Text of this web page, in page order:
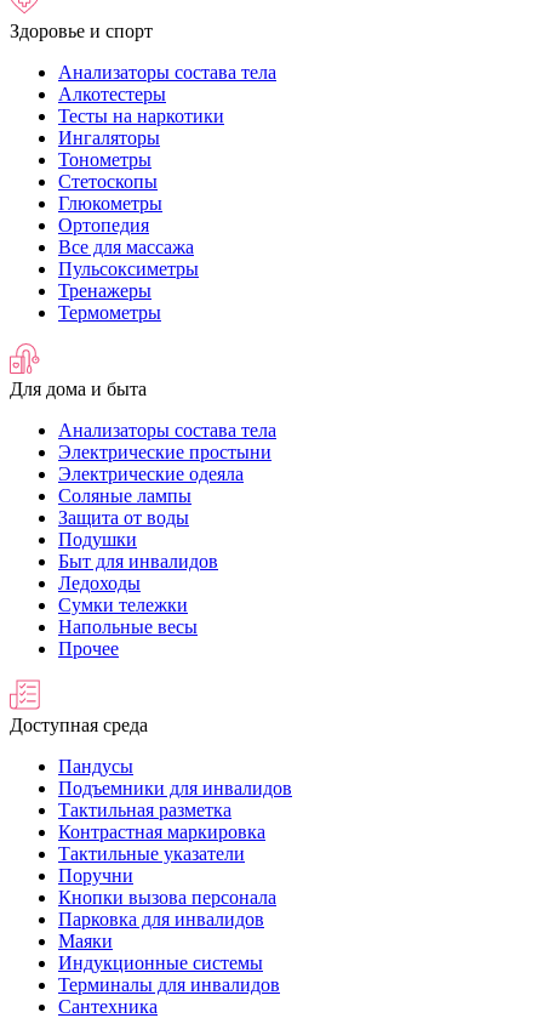
Здоровье и спорт
Анализаторы состава тела
Алкотестеры
Тесты на наркотики
Ингаляторы
Тонометры
Стетоскопы
Глюкометры
Ортопедия
Все для массажа
Пульсоксиметры
Тренажеры
Термометры
Для дома и быта
Анализаторы состава тела
Электрические простыни
Электрические одеяла
Соляные лампы
Защита от воды
Подушки
Быт для инвалидов
Ледоходы
Сумки тележки
Напольные весы
Прочее
Доступная среда
Пандусы
Подъемники для инвалидов
Тактильная разметка
Контрастная маркировка
Тактильные указатели
Поручни
Кнопки вызова персонала
Парковка для инвалидов
Маяки
Индукционные системы
Терминалы для инвалидов
Сантехника